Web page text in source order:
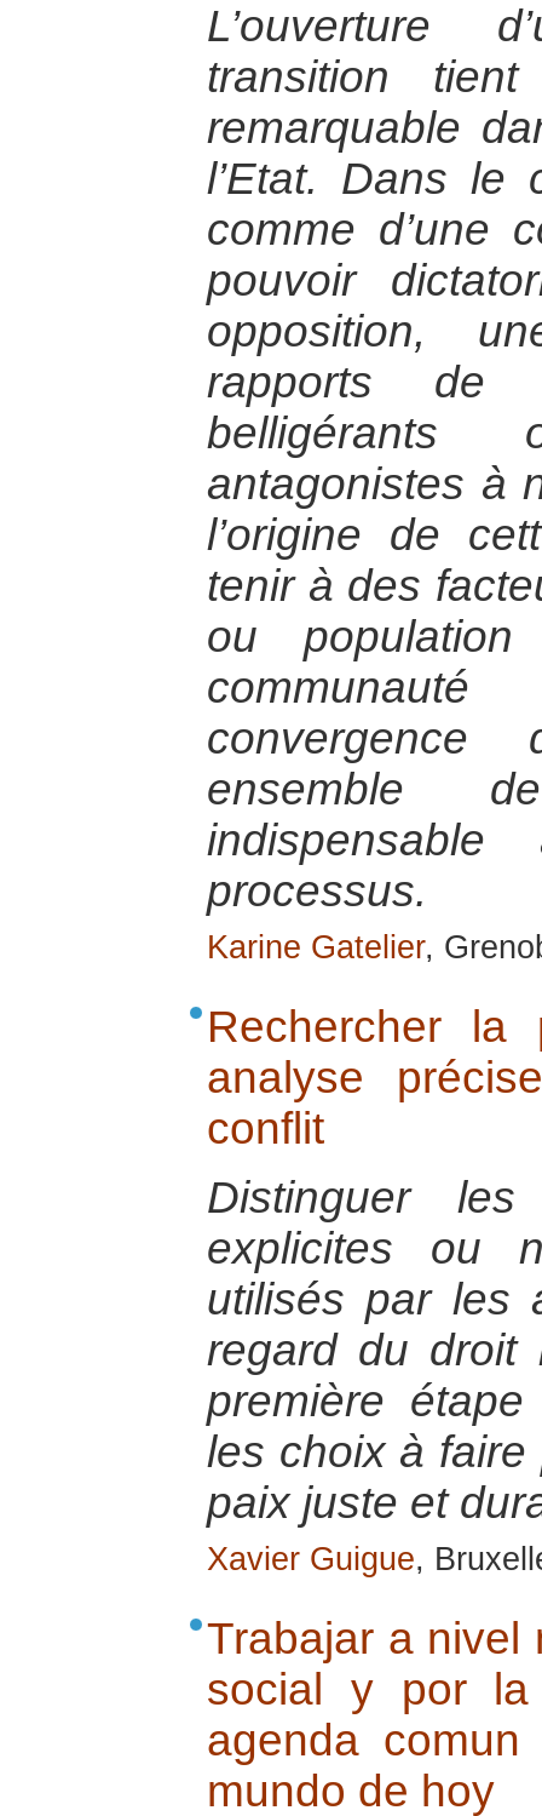
L’ouverture
transition
remarquable
l’Etat. Dans le
comme d’une
pouvoir
opposition,
rapports de
antagonistes à
l’origine de
tenir à des
ou
convergence
ensemble
processus.
Karine Gatelier,
Rechercher
analyse
conflit
Distinguer les
explicites ou
utilisés par les
regard du droit
première
les choix à
paix juste et
Xavier Guigue,
Trabajar a nivel
social y por la
agenda
mundo de hoy